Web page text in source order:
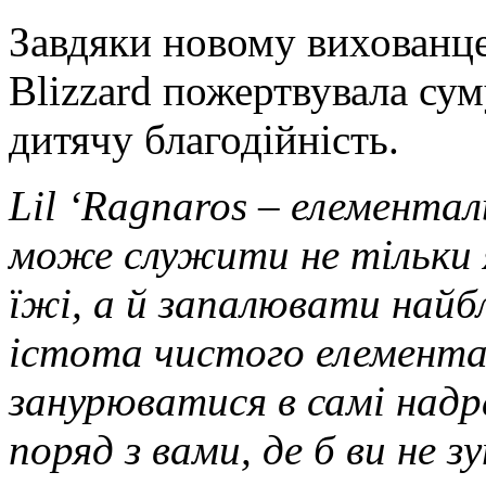
Завдяки новому
Blizzard пожертвувала
дитячу благодійність.
Lil ‘Ragnaros –
може служити не тільки
їжі, а й запалювати
істота чистого
занурюватися в самі
поряд з вами, де б ви не